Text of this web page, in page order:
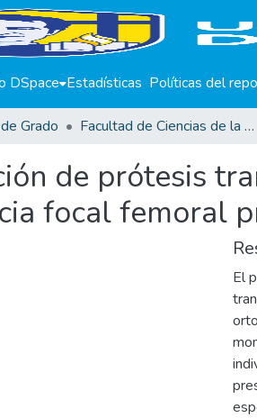
DSpace Estadísticas Políticas del
Grado Facultad de Ciencias de la Rehabilitación
de prótesis
focal femoral
El